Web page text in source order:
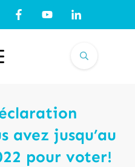
avez jusqu’au
pour voter!